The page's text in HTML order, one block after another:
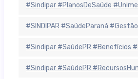
#Sindipar #PlanosDeSaúde
#SINDIPAR #SaúdeParaná
#Sindipar #SaúdePR #Benefícios
#Sindipar #SaúdePR